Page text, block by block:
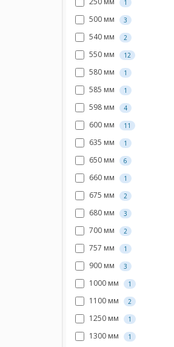
1
500 мм 3
540 мм 2
550 мм 12
580 мм 1
585 мм 1
598 мм 4
600 мм 11
635 мм 1
650 мм 6
660 мм 1
675 мм 2
680 мм 3
700 мм 2
757 мм 1
900 мм 3
1000 мм 1
1100 мм 2
1250 мм 1
1300 мм 1